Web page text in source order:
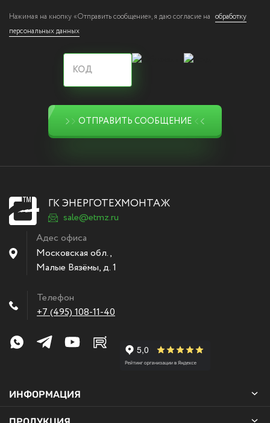
Нажимая на кнопку «Отправить сообщение», я даю согласие на обработку
персональных данных
ОТПРАВИТЬ СООБЩЕНИЕ
ГК ЭНЕРГОТЕХМОНТАЖ
sale@etmz.ru
Адес офиса
Московская обл.,
Малые Вязёмы,д. 1
Телефон
+7 (495) 108-11-40
ИНФОРМАЦИЯ